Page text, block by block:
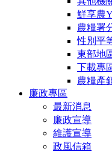
鮮享農
農糧署
性別平
東部地
下載專
農糧產
廉政專區
最新消息
廉政宣導
維護宣導
政風信箱